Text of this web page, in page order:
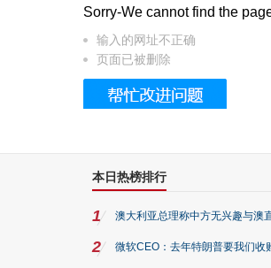
个3.2米的长卷，还原了600岁的紫禁城
Sorry-We cannot find the
输入的网址不正确
页面已被删除
本日热榜排行
1 澳大利亚总理称中方无兴趣与澳
2 微软CEO：去年特朗普要我们收